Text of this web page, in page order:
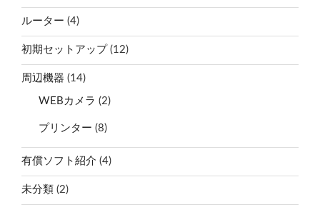
ルーター (4)
初期セットアップ (12)
周辺機器 (14)
WEBカメラ (2)
プリンター (8)
有償ソフト紹介 (4)
未分類 (2)